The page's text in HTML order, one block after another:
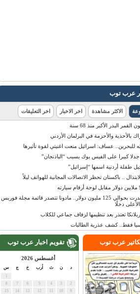
عرب توب
الاكثر مشاهدة اخر الاخبار اخر التعليقات
البدر الأكبر منذ 68 سنة
بالأحذية والأحزمة في البرلمان الأردني
للبحرين.. عساف: اسرائيل منعت اغنيتي لقوة تأثيرها
كبيرا على الفيس بوك بسبب “الباذنجان”
أردنية اسمها “إسرائيل”
.. باكستان تحظر الاتصالات المجانية للهواتف ليلاً
بإيرادات قدرت بحوالي 125 مليون دولار.. مادونا تتصدر قائمة مجلة فوربس
دخلًا
تعتذر بعد تنظيمها لزفاف جماعي للكلاب
فقط.. كشف عذرية الطالبات
تقويم اخبار عرب توب
أغسطس 2026
أرب س
عرب توب